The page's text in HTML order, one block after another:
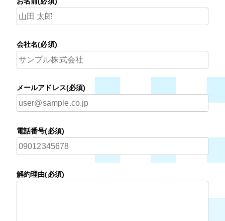
会社名(必須)
メールアドレス(必須)
電話番号(必須)
解約理由(必須)